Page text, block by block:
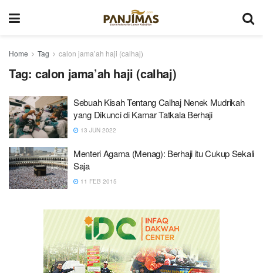
Home Tag calon jama’ah haji (calhaj)
Tag: calon jama’ah haji (calhaj)
Sebuah Kisah Tentang Calhaj Nenek Mudrikah
yang Dikunci di Kamar Tatkala Berhaji
13 JUN 2022
Menteri Agama (Menag): Berhaji itu Cukup Sekali
Saja
11 FEB 2015